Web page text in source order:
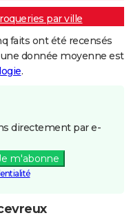
par ville
faits ont été recensés
donnée moyenne est
.
directement par e-
m'abonne